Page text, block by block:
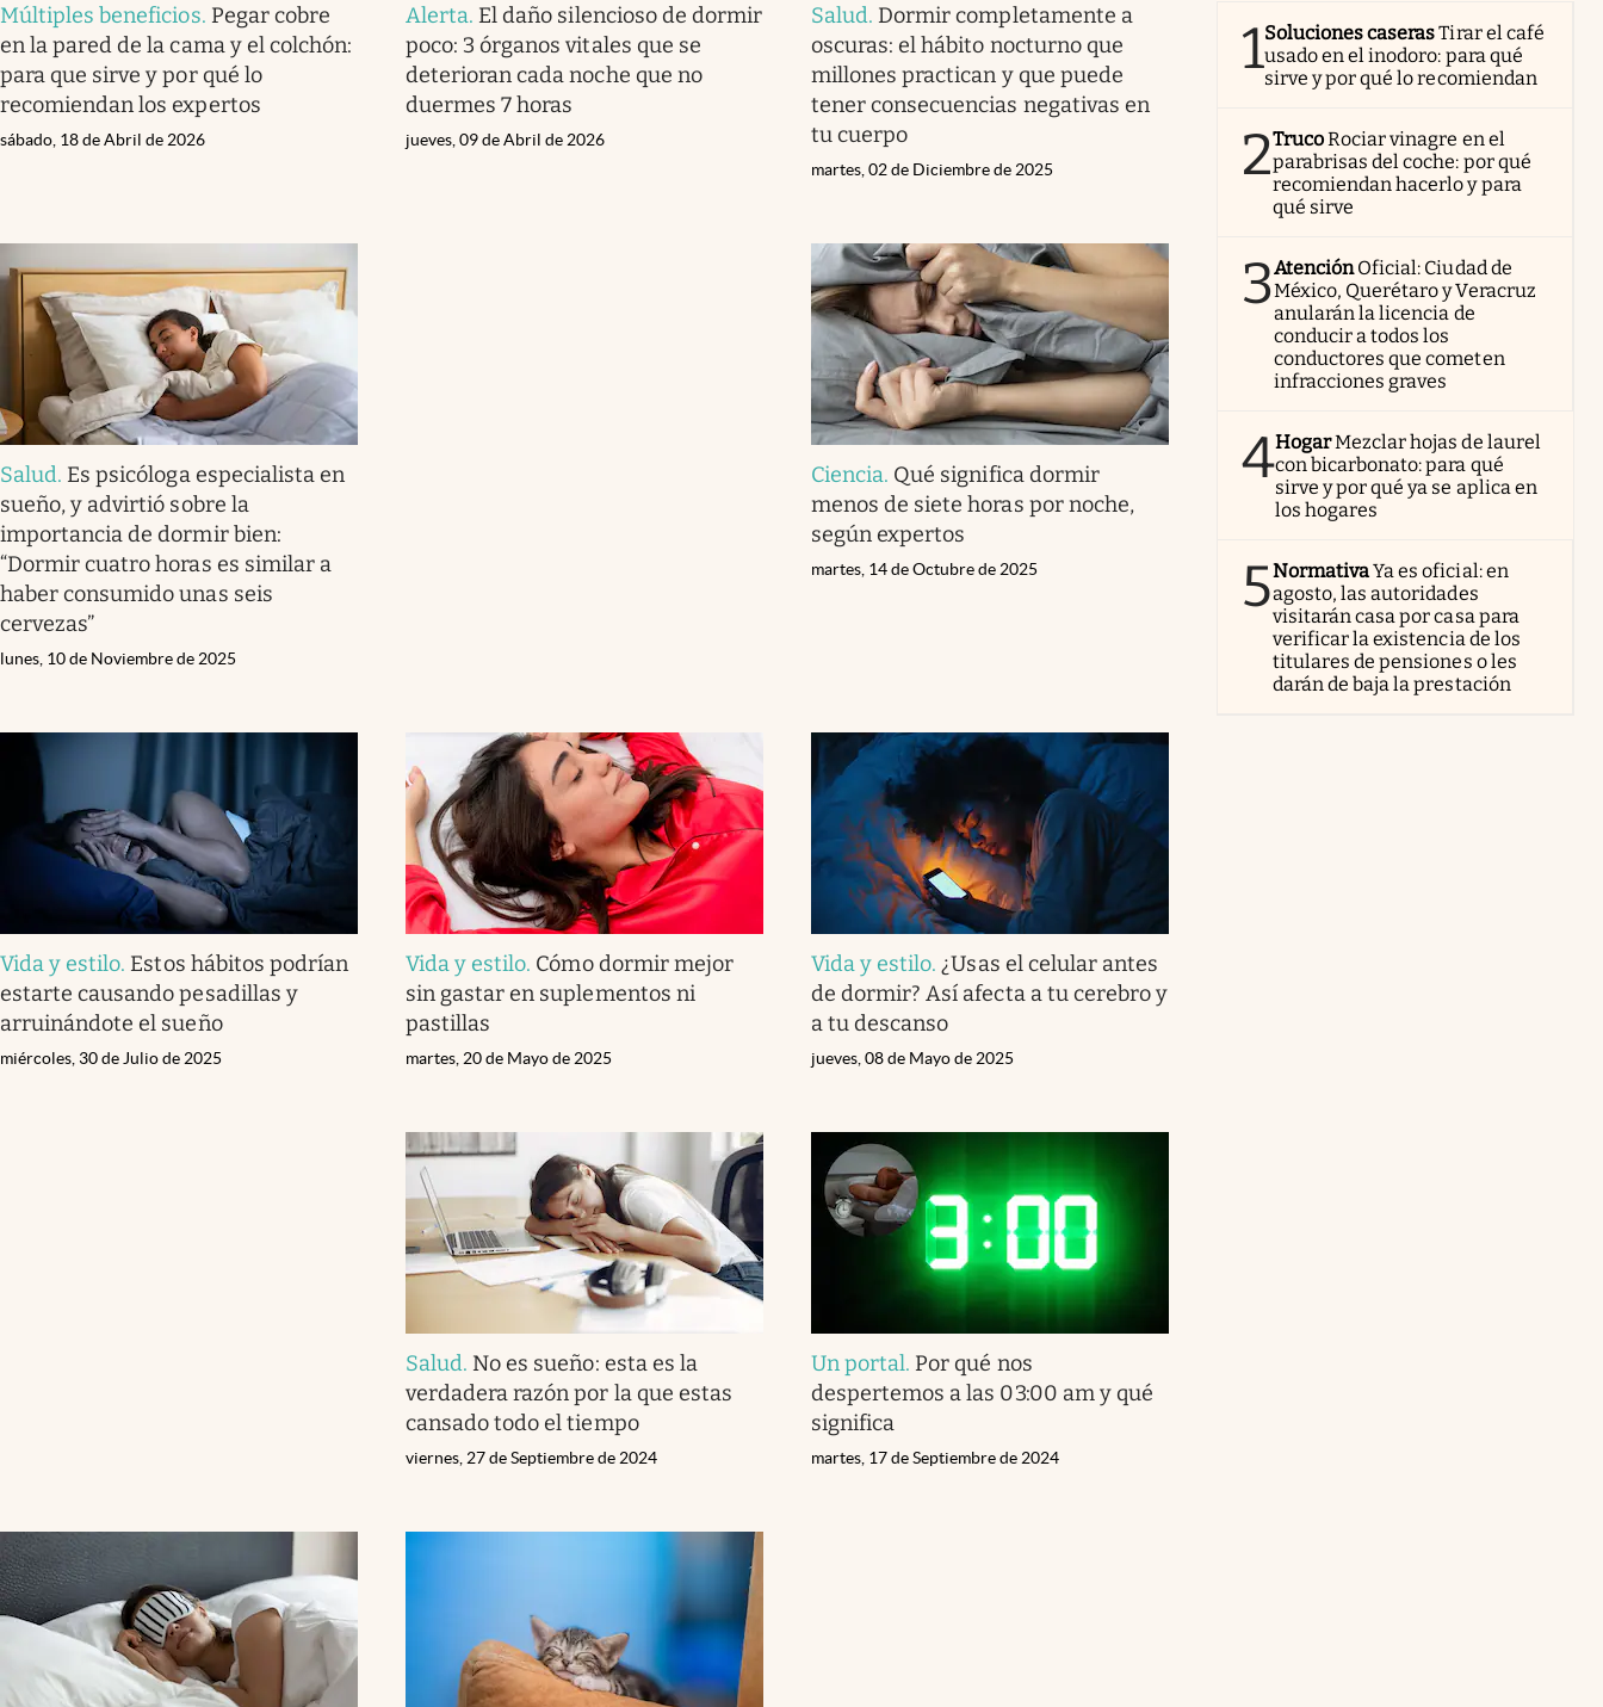
Múltiples beneficios. Pegar cobre
en la pared de la cama y el colchón:
para que sirve y por qué lo
recomiendan los expertos
sábado, 18 de Abril de 2026
Alerta. El daño silencioso de dormir
poco: 3 órganos vitales que se
deterioran cada noche que no
duermes 7 horas
jueves, 09 de Abril de 2026
Salud. Dormir completamente a
oscuras: el hábito nocturno que
millones practican y que puede
tener consecuencias negativas en
tu cuerpo
martes, 02 de Diciembre de 2025
Salud. Es psicóloga especialista en
sueño, y advirtió sobre la
importancia de dormir bien:
“Dormir cuatro horas es similar a
haber consumido unas seis
cervezas”
lunes, 10 de Noviembre de 2025
Ciencia. Qué significa dormir
menos de siete horas por noche,
según expertos
martes, 14 de Octubre de 2025
Vida y estilo. Estos hábitos podrían
estarte causando pesadillas y
arruinándote el sueño
miércoles, 30 de Julio de 2025
Vida y estilo. Cómo dormir mejor
sin gastar en suplementos ni
pastillas
martes, 20 de Mayo de 2025
Vida y estilo. ¿Usas el celular antes
de dormir? Así afecta a tu cerebro y
a tu descanso
jueves, 08 de Mayo de 2025
Salud. No es sueño: esta es la
verdadera razón por la que estas
cansado todo el tiempo
viernes, 27 de Septiembre de 2024
Un portal. Por qué nos
despertemos a las 03:00 am y qué
significa
martes, 17 de Septiembre de 2024
1Soluciones caserasTirar el café
usado en el inodoro: para qué
sirve y por qué lo recomiendan
2TrucoRociar vinagre en el
parabrisas del coche: por qué
recomiendan hacerlo y para
qué sirve
3AtenciónOficial: Ciudad de
México, Querétaro y Veracruz
anularán la licencia de
conducir a todos los
conductores que cometen
infracciones graves
4HogarMezclar hojas de laurel
con bicarbonato: para qué
sirve y por qué ya se aplica en
los hogares
5NormativaYa es oficial: en
agosto, las autoridades
visitarán casa por casa para
verificar la existencia de los
titulares de pensiones o les
darán de baja la prestación